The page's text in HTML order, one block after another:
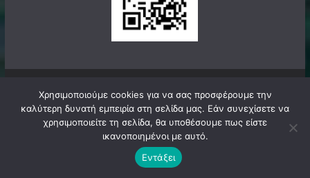
Πνευματικά Δικαιώματα © 2026filadelfeianews.gr. Τα
πνευματικά δικαιώματα προστατεύονται.
ColorMagαπό ThemeGrill. Κατασκευασμένο με
WordPress .
Χρησιμοποιούμε cookies για να σας προσφέρουμε την
καλύτερη δυνατή εμπειρία στη σελίδα μας. Εάν συνεχίσετε να
χρησιμοποιείτε τη σελίδα, θα υποθέσουμε πως είστε
ικανοποιημένοι με αυτό.
Εντάξει